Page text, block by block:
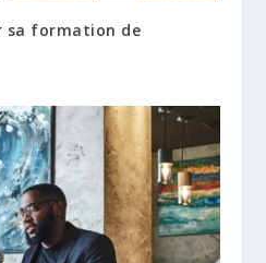
sa formation de